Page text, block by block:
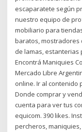
escaparatete según
nuestro equipo de
mobiliario para
baratos, mostradores
de lamas, estanterias
Encontrá Maniquies
Mercado Libre
online. Ir al contenido
Donde comprar y
cuenta para ver tus
equicom. 390 likes.
percheros,